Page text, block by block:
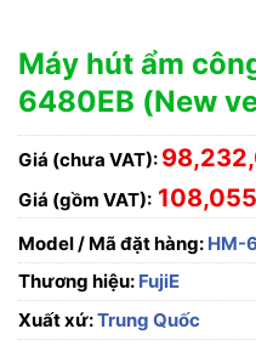
Máy hút ẩm
6480EB (New
Giá (chưa VAT):
Giá (gồm VAT):
Model / Mã đặt hàng: HM-
Thương hiệu: FujiE
Xuất xứ:Trung Quốc